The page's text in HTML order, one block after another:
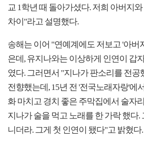
교 1학년 때 돌아가셨다. 저희 아버지
차이"라고 설명했다.
송해는 이어 "연예계에도 저보고 '아버
은데, 유지나와는 이상하게 인연이 갑
였다. 그러면서 "지나가 판소리를 전공
전향했는데, 15년 전 '전국노래자랑'에
화 마치고 경치 좋은 주막집에서 술자
지나가 술을 먹고 노래를 한 가락 했다.
니더라. 그게 첫 인연이 됐다"고 밝혔다.